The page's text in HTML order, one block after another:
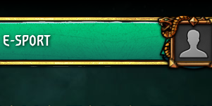
E-SPORT